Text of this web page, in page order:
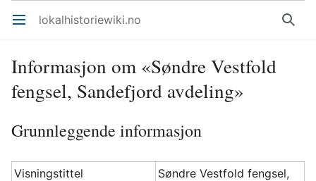
Åpne hovedmenyen lokalhistoriewiki.no Søk
Informasjon om «Søndre Vestfold
fengsel, Sandefjord avdeling»
Grunnleggende informasjon
Visningstittel
Søndre Vestfold fengsel,